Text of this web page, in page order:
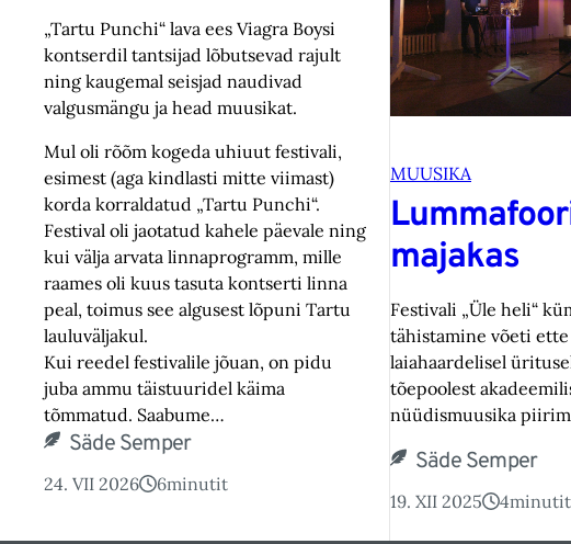
„Tartu Punchi“ lava ees Viagra Boysi
kontserdil tantsijad lõbutsevad rajult
ning kaugemal seisjad naudivad
valgusmängu ja head muusikat.
Mul oli rõõm kogeda uhiuut festivali,
esimest (aga kindlasti mitte viimast)
korda korraldatud „Tartu Punchi“.
Festival oli jaotatud kahele päevale ning
kui välja arvata linnaprogramm, mille
raames oli kuus tasuta kontserti linna
peal, toimus see algusest lõpuni Tartu
lauluväljakul.
Kui reedel festivalile jõuan, on pidu
juba ammu täistuuridel käima
tõmmatud. Saabume…
Säde Semper
24. VII 2026 6minutit
MUUSIKA
majakas
Festivali „Üle heli“
tähistamine võeti
laiahaardelisel
tõepoolest
nüüdismuusika
Säde Semper
19. XII 2025 4minutit